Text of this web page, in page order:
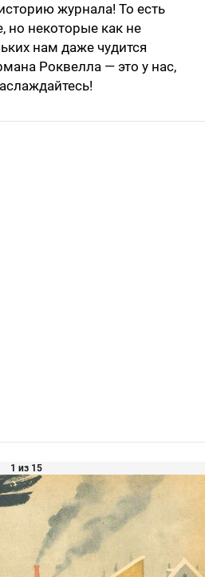
журнала! То есть
но некоторые как не
нам даже чудится
Роквелла — это у нас,
1 из 15